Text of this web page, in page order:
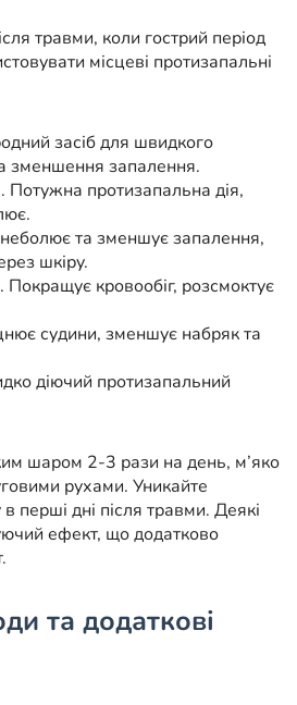
травми, коли гострий період
місцеві протизапальні
засіб для швидкого
зменшення запалення.
протизапальна дія,
та зменшує запалення,
шкіру.
Покращує кровообіг, розсмоктує
судини, зменшує набряк та
діючий протизапальний
шаром 2-3 рази на день, м’яко
рухами. Уникайте
перші дні після травми. Деякі
ефект, що додатково
та додаткові